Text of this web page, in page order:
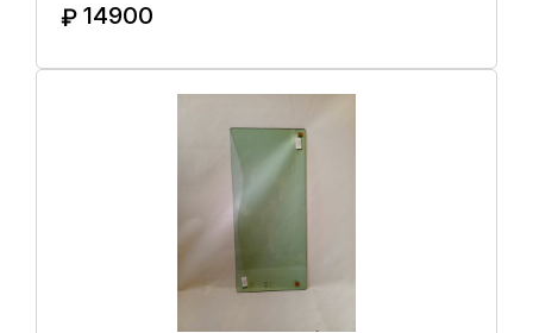
₽ 14900